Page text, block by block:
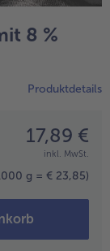
8 %
Produktdetails
17,89 €
inkl. MwSt.
g = € 23,85)